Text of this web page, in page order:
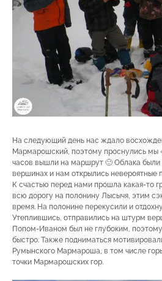
На следующий день нас ждало
Мармарошский, поэтому проснулись мы
часов вышли на маршрут 🙂 Облака были
вершинах и нам открылись
К счастью перед нами прошла какая-то
всю дорогу на полонину Лысычя, этим
время. На полонине перекусили и
Утеплившись, отправились на штурм
Попом-Иваном был не глубоким,
быстро. Также подниматься
Румынского Мармароша, в том числе
точки Мармарошских гор.